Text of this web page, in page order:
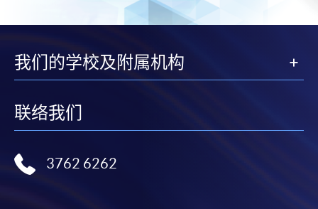
報讀新課程
SF26報名表，親往
費以及所需證明文件呈交。
[下載報名表SF26
我们的学校及附属机构
联络我们
3762 6262